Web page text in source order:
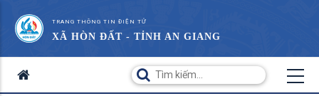
TRANG THÔNG TIN ĐIỆN TỬ
XÃ HÒN ĐẤT - TỈNH AN GIANG